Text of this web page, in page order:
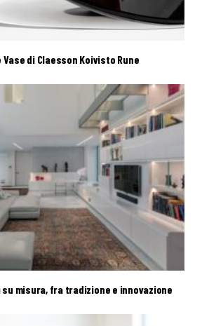
Vase di Claesson Koivisto Rune
misura, fra tradizione e innovazione